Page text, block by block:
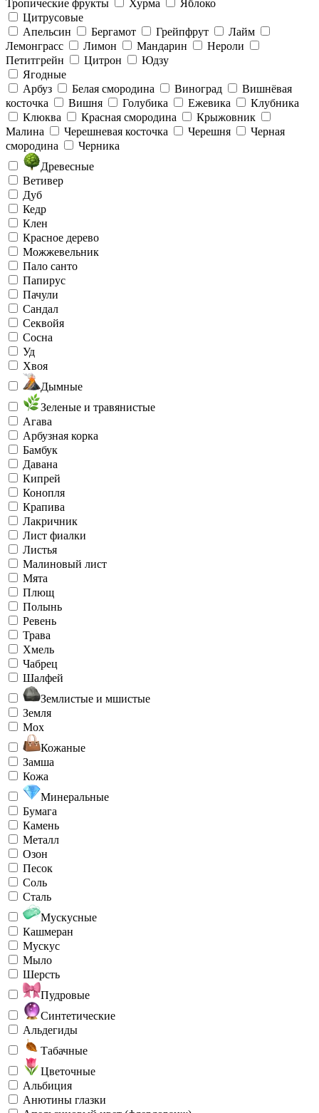
Тропические фрукты Хурма
Яблоко
Цитрусовые
Апельсин
Бергамот Грейпфрут
Лайм
Лемонграсс
Лимон Мандарин
Нероли
Петитгрейн
Цитрон
Юдзу
Ягодные
Арбуз
Белая смородина Виноград
Вишнёвая
косточка
Вишня Голубика Ежевика
Клубника
Клюква
Красная смородина
Крыжовник
Малина
Черешневая косточка Черешня
Черная
смородина
Черника
Древесные
Ветивер
Дуб
Кедр
Клен
Красное дерево
Можжевельник
Пало санто
Папирус
Пачули
Сандал
Секвойя
Сосна
Уд
Хвоя
Дымные
Зеленые и травянистые
Агава
Арбузная корка
Бамбук
Давана
Кипрей
Конопля
Крапива
Лакричник
Лист фиалки
Листья
Малиновый лист
Мята
Плющ
Полынь
Ревень
Трава
Хмель
Чабрец
Шалфей
Землистые и мшистые
Земля
Мох
Кожаные
Замша
Кожа
Минеральные
Бумага
Камень
Металл
Озон
Песок
Соль
Сталь
Мускусные
Кашмеран
Мускус
Мыло
Шерсть
Пудровые
Синтетические
Альдегиды
Табачные
Цветочные
Альбиция
Анютины глазки